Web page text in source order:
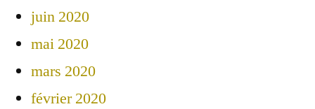
juin 2020
mai 2020
mars 2020
février 2020